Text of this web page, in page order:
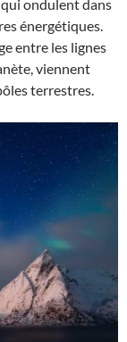
ondulent dans
énergétiques.
entre les lignes
viennent
terrestres.